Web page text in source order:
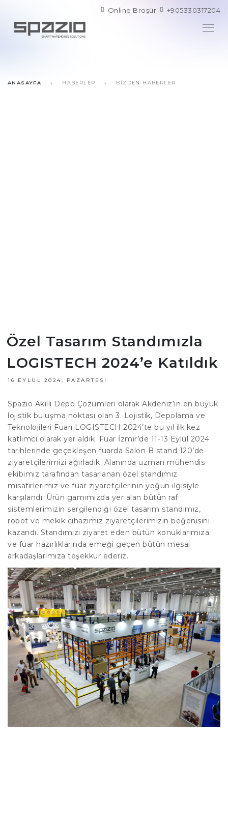
Online Broşür +905330317204
ANASAYFA HABERLER BIZDEN HABERLER
Özel Tasarım Standımızla
LOGISTECH 2024’e Katıldık
16 EYLÜL 2024, PAZARTESI
Spazio Akıllı Depo Çözümleri olarak Akdeniz’in en büyük
lojistik buluşma noktası olan 3. Lojistik, Depolama ve
Teknolojileri Fuarı LOGISTECH 2024’te bu yıl ilk kez
katlımcı olarak yer aldık. Fuar İzmir’de 11-13 Eylül 2024
tarihlerinde geçekleşen fuarda Salon B stand 120’de
ziyaretçilerimizi ağırladık. Alanında uzman mühendis
ekibimiz tarafından tasarlanan özel standımız
misafirlerimiz ve fuar ziyaretçilerinin yoğun ilgisiyle
karşılandı. Ürün gamımızda yer alan bütün raf
sistemlerimizin sergilendiği özel tasarım standımız,
robot ve mekik cihazımız ziyaretçilerimizin beğenisini
kazandı. Standımızı ziyaret eden bütün konuklarımıza
ve fuar hazırlıklarında emeği geçen bütün mesai
arkadaşlarımıza teşekkür ederiz.